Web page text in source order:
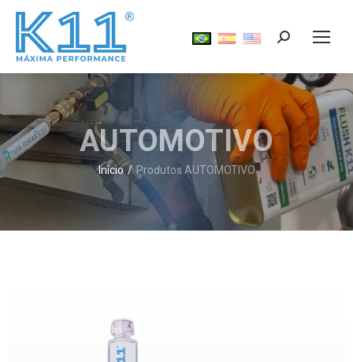
AUTOMOTIVO
Você está aqui:Início Produtos AUTOMOTIVO